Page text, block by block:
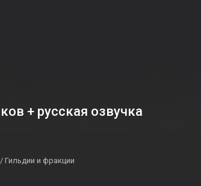
+ русская озвучка
/ Гильдии и фракции